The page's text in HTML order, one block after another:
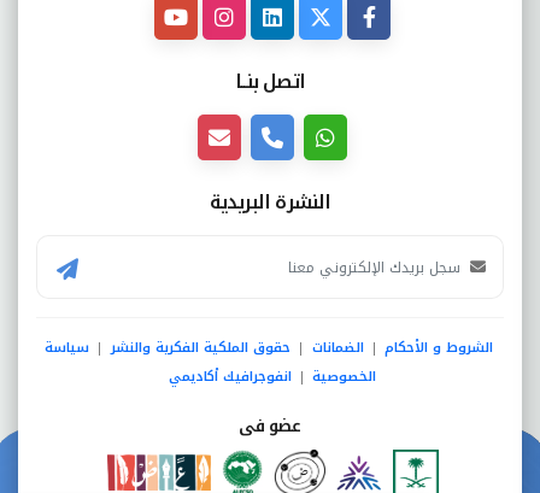
اتصل بنــا
النشرة البريدية
الشروط و الأحكام | الضمانات | حقوق الملكية الفكرية والنشر | سياسة
الخصوصية | انفوجرافيك أكاديمي
عضو فى